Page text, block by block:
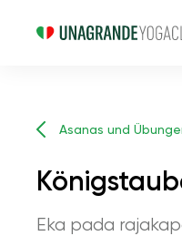
Asanas und
Eka pada